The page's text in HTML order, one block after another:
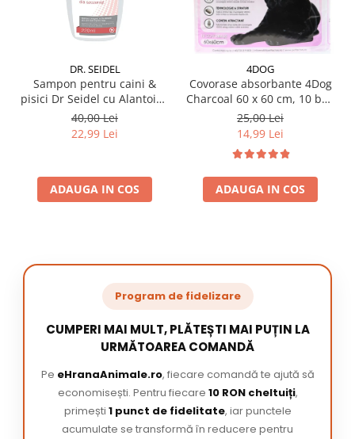
DR. SEIDEL
Sampon pentru caini &
pisici Dr Seidel cu Alantoina
220 ml
40,00 Lei
22,99 Lei
ADAUGA IN COS
4DOG
Covorase absorbante 4Dog
Charcoal 60 x 60 cm, 10 buc
/ pachet
25,00 Lei
14,99 Lei
ADAUGA IN COS
Program de fidelizare
CUMPERI MAI MULT, PLĂTEȘTI MAI PUȚIN LA
URMĂTOAREA COMANDĂ
Pe eHranaAnimale.ro, fiecare comandă te ajută să
economisești. Pentru fiecare 10 RON cheltuiți,
primești 1 punct de fidelitate, iar punctele
acumulate se transformă în reducere pentru